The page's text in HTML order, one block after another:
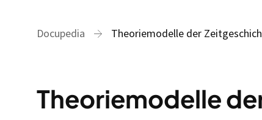
Docupedia Theoriemodelle der
Theoriemodelle